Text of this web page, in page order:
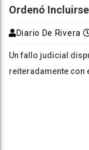
Ordenó
Diario De Rivera
Un fallo judicial
reiteradamente con